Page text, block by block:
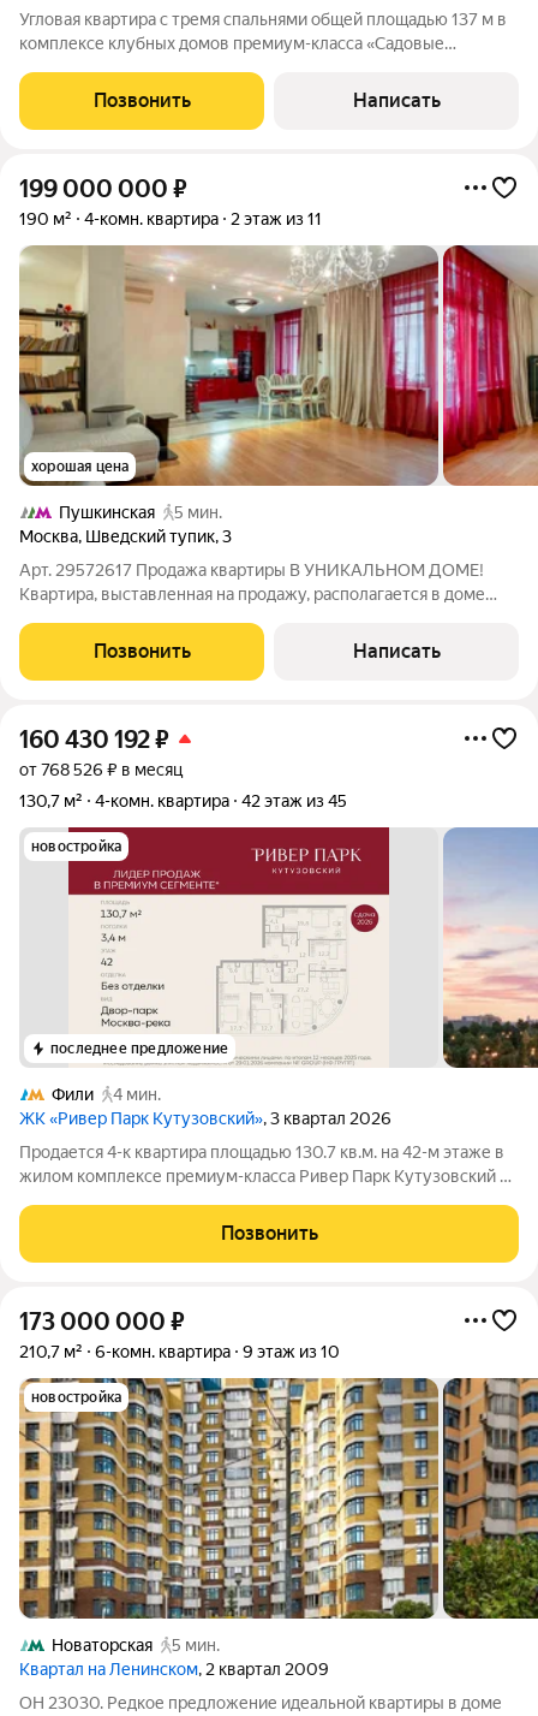
Угловая квартира с тремя спальнями общей площадью 137 м в
комплексе клубных домов премиум-класса «Садовые
отделкой расположена на верхнем пятнадцатом этаже, откуда
открываются панорамные виды на
Позвонить Написать
199 000 000 ₽
190 м² 4-комн. квартира 2 этаж из 11
хорошая цена
Пушкинская
5 мин.
Москва, Шведский тупик,3
Арт. 29572617 Продажа квартиры В УНИКАЛЬНОМ ДОМЕ!
Квартира, выставленная на продажу, располагается в доме
Кремля. Характеристика ЖК: Комфорт, безопасность,
уединенность самые подходящие слова
Позвонить Написать
160 430 192₽
от 768 526 ₽ в месяц
130,7 м²
4-комн. квартира 42 этаж из 45
новостройка
последнее предложение
Фили
4 мин.
ЖК «Ривер Парк Кутузовский», 3 квартал 2026
Продается 4-к квартира площадью 130.7 кв.м. на 42-м этаже в
жилом комплексе премиум-класса Ривер Парк Кутузовский в
Кутузовский строится в одном из самых престижных районов
столицы Дорогомилово, на
Позвонить
173 000 000 ₽
210,7 м² 6-комн. квартира 9 этаж из 10
новостройка
Новаторская
5 мин.
Квартал на Ленинском, 2 квартал 2009
ОН 23030. Редкое предложение идеальной квартиры в доме